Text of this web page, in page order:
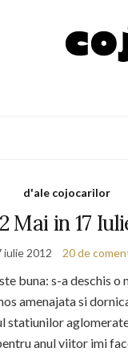
d'ale cojocarilor
2 Mai in 17
iulie 2012 20 de
buna: s-a deschis o
amenajata si
statiunilor
anul viitor imi